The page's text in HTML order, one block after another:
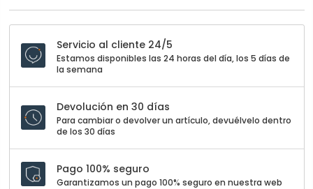
Servicio al cliente 24/5
Estamos disponibles las 24 horas del día, los 5 días de
la semana
Devolución en 30 días
Para cambiar o devolver un artículo, devuélvelo dentro
de los 30 días
Pago 100% seguro
Garantizamos un pago 100% seguro en nuestra web